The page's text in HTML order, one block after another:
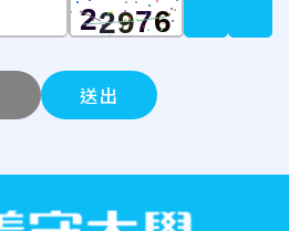
送出